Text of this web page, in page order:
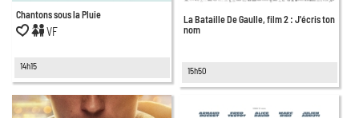
Chantons sous la Pluie
VF
14h15
La Bataille De Gaulle, film 2 : J'écris ton
nom
15h50